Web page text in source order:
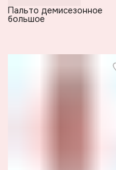
Пальто демисезонное
большое